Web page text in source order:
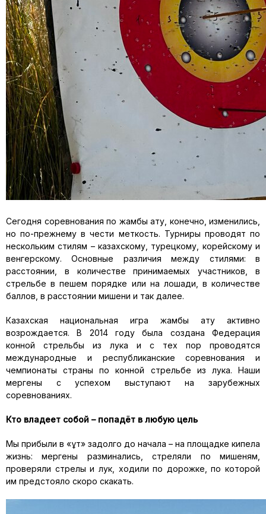
Сегодня соревнования по жамбы ату , конечно, изменились,
но по-прежнему в чести меткость. Турниры проводят по
нескольким стилям –казахскому, турецкому, корейскому и
венгерскому.Основные различия между стилями: в
расстоянии, в количестве принимаемых участников, в
стрельбе в пешем порядке или на лошади, в количестве
баллов, в расстоянии мишени и так далее.
Казахская национальная игра жамбы ату активно
возрождается. В 2014 году была создана Федерация
конной стрельбы из лука и с тех пор проводятся
международные и республиканские соревнования и
чемпионаты страны по конной стрельбе из лука. Наши
мергены
с успехом выступают назарубежных
соревнованиях.
Кто владеет собой – попадёт в любую цель
Мы прибыли в «Құт» задолго до начала – на площадке кипела
жизнь:мергены разминались, стреляли по мишеням,
проверяли стрелы и лук, ходили по дорожке, по которой
им предстояло скоро скакать.